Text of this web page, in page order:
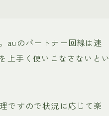
auのパートナー回線は速
上手く使いこなさないとい
ですので状況に応じて楽